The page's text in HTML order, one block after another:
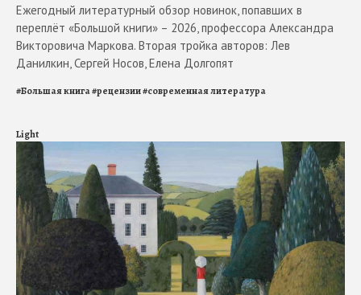
Ежегодный литературный обзор новинок, попавших в
переплёт «Большой книги» – 2026, профессора Александра
Викторовича Маркова. Вторая тройка авторов: Лев
Данилкин, Сергей Носов, Елена Долгопят
#Большая книга#рецензии#современная литература
Light